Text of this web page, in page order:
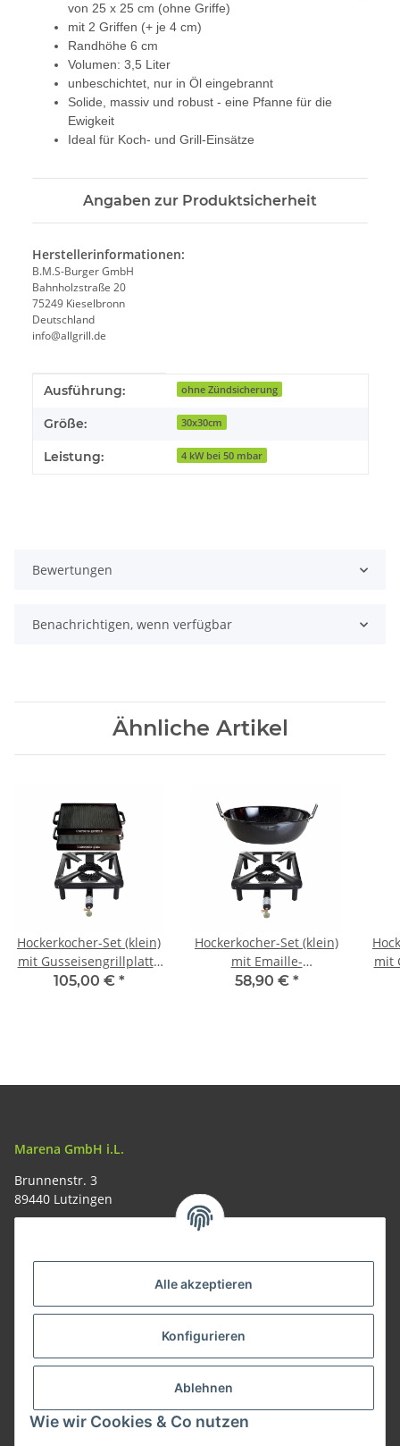
Alle akzeptieren
Konfigurieren
Ablehnen
Wie wir Cookies & Co nutzen
von 25 x 25 cm (ohne Griffe)
mit 2 Griffen (+ je 4 cm)
Randhöhe 6 cm
Volumen: 3,5 Liter
unbeschichtet, nur in Öl eingebrannt
Solide, massiv und robust - eine Pfanne für die
Ewigkeit
Ideal für Koch- und Grill-Einsätze
Angaben zur Produktsicherheit
Herstellerinformationen:
B.M.S-Burger GmbH
Bahnholzstraße 20
75249 Kieselbronn
Deutschland
info@allgrill.de
Produkteigenschaft
Wert
Ausführung: ohne Zündsicherung
Größe: 30x30cm
Leistung: 4 kW bei 50 mbar
Bewertungen
Benachrichtigen, wenn verfügbar
Ähnliche Artikel
Hockerkocher-Set (klein)
mit Gusseisengrillplatte
32 x 32 cm ohne
105,00 € *
Hockerkocher-Set (klein)
mit Emaille-
Schüssel/Topf Ø 30 cm
58,90 € *
mit
Marena GmbH i.L.
Brunnenstr. 3
89440 Lutzingen